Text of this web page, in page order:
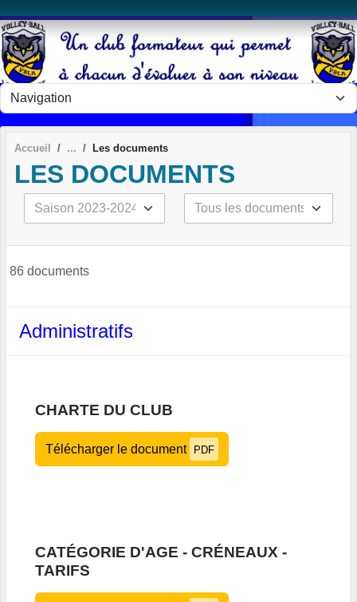
Accueil Les documents
LES DOCUMENTS
86 documents
Administratifs
CHARTE DU CLUB
Télécharger le document PDF
CATÉGORIE D'AGE - CRÉNEAUX -
TARIFS